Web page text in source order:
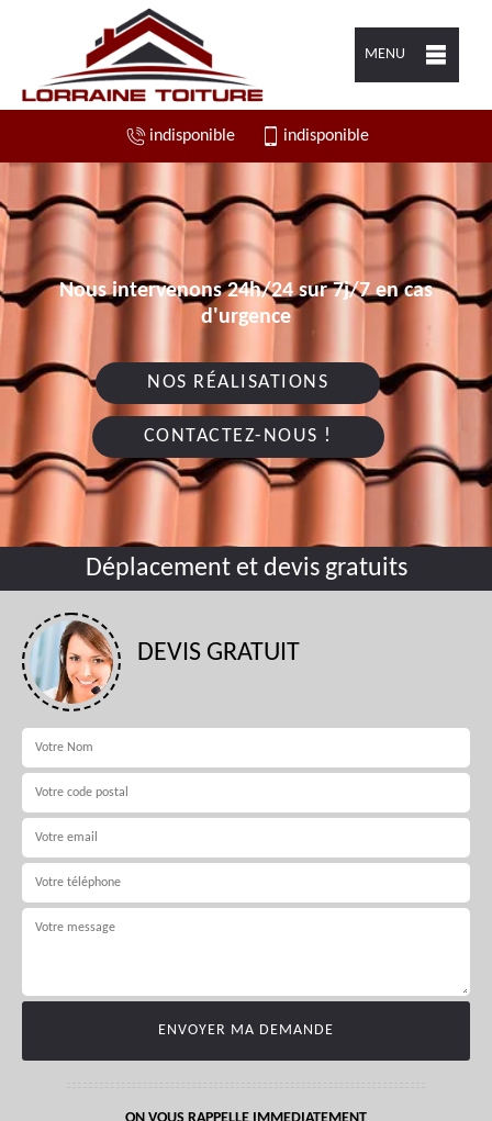
MENU
indisponible indisponible
Nous intervenons 24h/24 sur 7j/7 en cas
d'urgence
NOS RÉALISATIONS
CONTACTEZ-NOUS !
Déplacement et devis gratuits
DEVIS GRATUIT